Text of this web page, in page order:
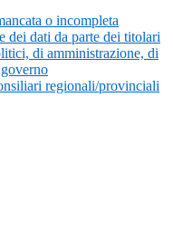
o incompleta
dei dati da parte dei titolari
di amministrazione, di
regionali/provinciali